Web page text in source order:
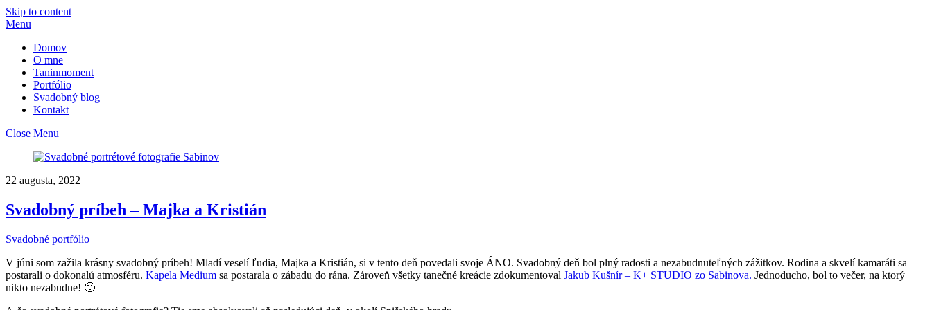
Skip to content
Menu
Domov
O mne
Taninmoment
Portfólio
Svadobný blog
Kontakt
Close Menu
22 augusta, 2022
Svadobný príbeh – Majka a Kristián
Svadobné portfólio
V júni som zažila krásny svadobný príbeh! Mladí veselí ľudia, Majka a Kristián, si v tento deň povedali svoje ÁNO. Svadobný deň bol plný radosti a nezabudnuteľných zážitkov. Rodina a skvelí kamaráti sa
postarali o dokonalú atmosféru. Kapela Medium sa postarala o zábadu do rána. Zároveň všetky tanečné kreácie zdokumentoval Jakub Kušnír – K+ STUDIO zo Sabinova. Jednoducho, bol to večer, na ktorý
nikto nezabudne! 🙂